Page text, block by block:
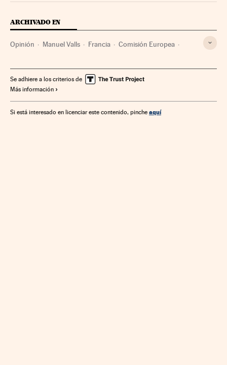
ARCHIVADO EN
Opinión Manuel Valls Francia Comisión Europea
Economía Europa Finanzas públicas
Organizaciones internacionales
Finanzas
Se adhiere a los criterios de
Más información
Si está interesado en licenciar este contenido, pinche aquí